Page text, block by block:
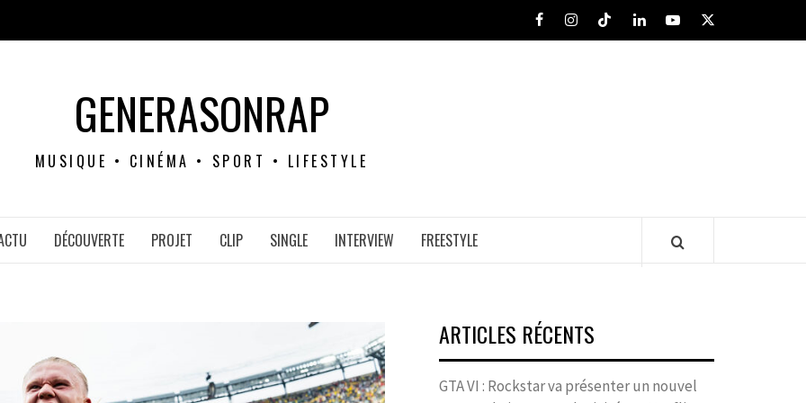
FacebookInstagram
TiktokLinkedInYoutube
X
GENERASONRAP
MUSIQUE • CINÉMA • SPORT • LIFESTYLE
DÉCOUVERTE PROJET CLIP SINGLE INTERVIEW FREESTYLE
ARTICLES RÉCENTS
GTA VI : Rockstar va présenter un nouvel